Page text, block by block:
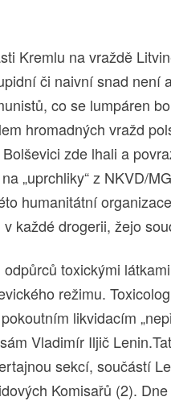
Kremlu na vraždě
či naivní snad není
co se lumpáren
hromadných vražd
zde lhali a
„uprchliky“ z NKVD/
humanitátní
v každé drogerii, žejo
toxickými
režimu.
likvidacím
Vladimír Iljič
sekcí, součástí
Komisařů (2).